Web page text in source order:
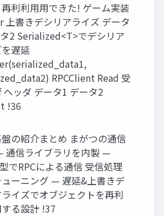
再利利⽤用できた! ゲーム実装
上書きデシリアライズ データ
2 Serialized<T>でデシリア
遅延
RPCClient Read 受
ッダ データ1 データ2
!36
の紹介まとめ まがつの通信
通信ライブラリを内製 —
でRPCによる通信 受信処理
ーニング — 遅延&上書きデ
イズでオブジェクトを再利
る設計 !37